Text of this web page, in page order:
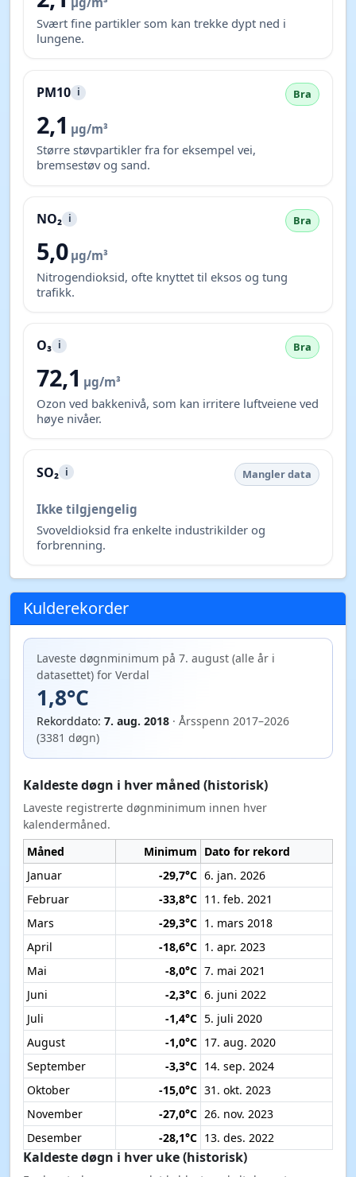
Svært fine partikler som kan trekke dypt ned i
lungene.
PM10 i Bra
2,1 µg/m³
Større støvpartikler fra for eksempel vei,
bremsestøv og sand.
NO₂ i Bra
5,0 µg/m³
Nitrogendioksid, ofte knyttet til eksos og tung
trafikk.
O₃ i Bra
72,1 µg/m³
Ozon ved bakkenivå, som kan irritere luftveiene ved
høye nivåer.
SO₂ i Mangler data
Ikke tilgjengelig
Svoveldioksid fra enkelte industrikilder og
forbrenning.
Kulderekorder
Laveste døgnminimum på 7. august (alle år i
datasettet) for Verdal
1,8°C
Rekorddato: 7. aug. 2018 · Årsspenn 2017–2026
(3381 døgn)
Kaldeste døgn i hver måned (historisk)
Laveste registrerte døgnminimum innen hver
kalendermåned.
Måned
Minimum Dato for rekord
Januar
-29,7°C 6. jan. 2026
Februar
-33,8°C 11. feb. 2021
Mars
-29,3°C 1. mars 2018
April
-18,6°C 1. apr. 2023
Mai
-8,0°C 7. mai 2021
Juni
-2,3°C 6. juni 2022
Juli
-1,4°C 5. juli 2020
August
-1,0°C 17. aug. 2020
September
-3,3°C 14. sep. 2024
Oktober
-15,0°C 31. okt. 2023
November
-27,0°C 26. nov. 2023
Desember
-28,1°C 13. des. 2022
Kaldeste døgn i hver uke (historisk)